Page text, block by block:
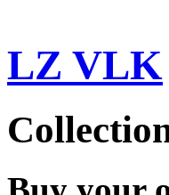
LZ VLK